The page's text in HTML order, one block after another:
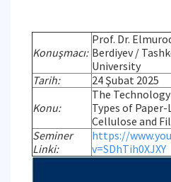
Konuşmacı:
Prof. Dr.
Berdiyev /
University
Tarih:
24 Şubat 2025
Konu:
The
Types of
Cellulose and
Seminer
Linki:
https://
v=SDhTih0XJXY